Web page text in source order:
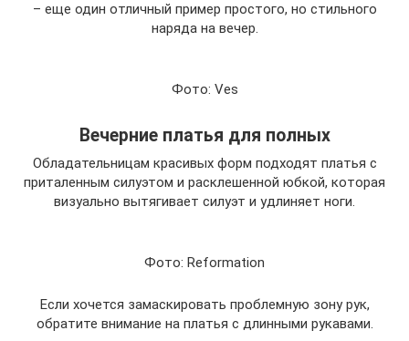
– еще один отличный пример простого, но стильного
наряда на вечер.
Фото: Ves
Вечерние платья для полных
Обладательницам красивых форм подходят платья с
приталенным силуэтом и расклешенной юбкой, которая
визуально вытягивает силуэт и удлиняет ноги.
Фото: Reformation
Если хочется замаскировать проблемную зону рук,
обратите внимание на платья с длинными рукавами.